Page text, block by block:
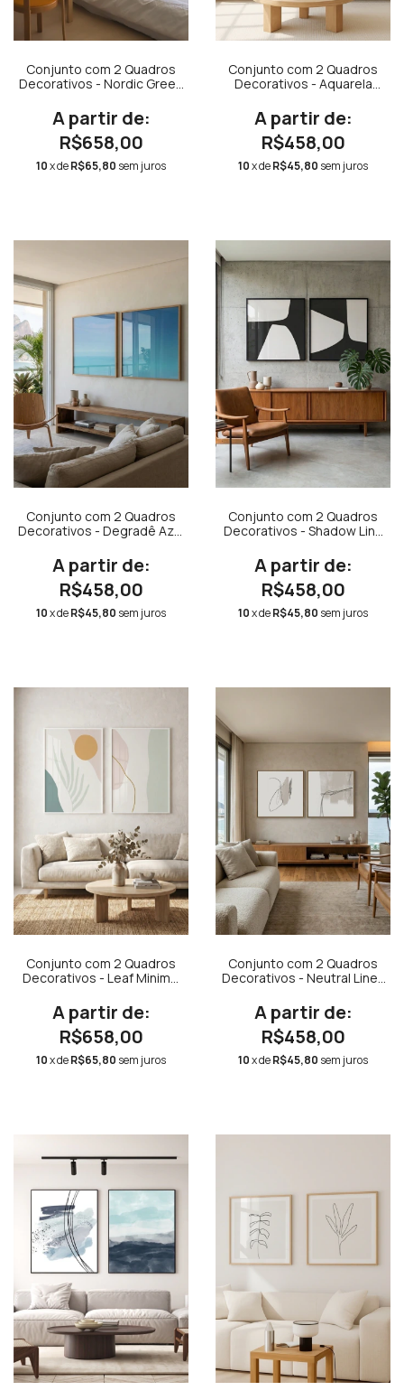
Conjunto com 2 Quadros
Decorativos - Nordic Green
R$658,00
10x deR$65,80 sem juros
Conjunto com 2 Quadros
Decorativos - Aquarela
Serenity Rose Quadrado
R$458,00
10x deR$45,80 sem juros
Conjunto com 2 Quadros
Decorativos - Degradê Azul
R$458,00
10x deR$45,80 sem juros
Conjunto com 2 Quadros
Decorativos - Shadow Line
Line N.02 Quadrado
R$458,00
10x deR$45,80 sem juros
Conjunto com 2 Quadros
Decorativos - Leaf Minimal
Nude
R$658,00
10x deR$65,80 sem juros
Conjunto com 2 Quadros
Decorativos - Neutral Lines
Unity Neutral Quadrado
R$458,00
10x deR$45,80 sem juros